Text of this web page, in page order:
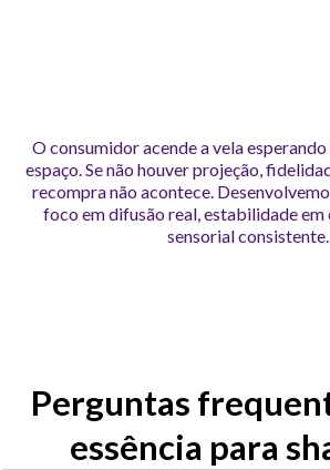
O consumidor acende a vela
espaço. Se não houver projeção,
recompra não acontece.
foco em difusão real, estabilidade em
sensorial consistente.
Perguntas
essência para